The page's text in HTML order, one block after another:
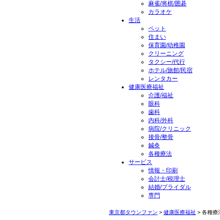
麻雀/将棋/囲碁
カラオケ
生活
ペット
住まい
保育園/幼稚園
クリーニング
タクシー/代行
ホテル/旅館/民宿
レンタカー
健康医療福祉
介護/福祉
眼科
歯科
内科/外科
病院/クリニック
接骨/整骨
鍼灸
各種療法
サービス
情報・印刷
会計士/税理士
結婚/ブライダル
専門
東京都タウンファン > 健康医療福祉 > 各種療